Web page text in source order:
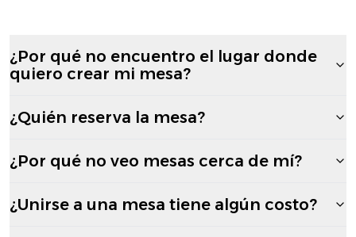
¿Por qué no encuentro el lugar donde
quiero crear mi mesa?
¿Quién reserva la mesa?
¿Por qué no veo mesas cerca de mí?
¿Unirse a una mesa tiene algún costo?